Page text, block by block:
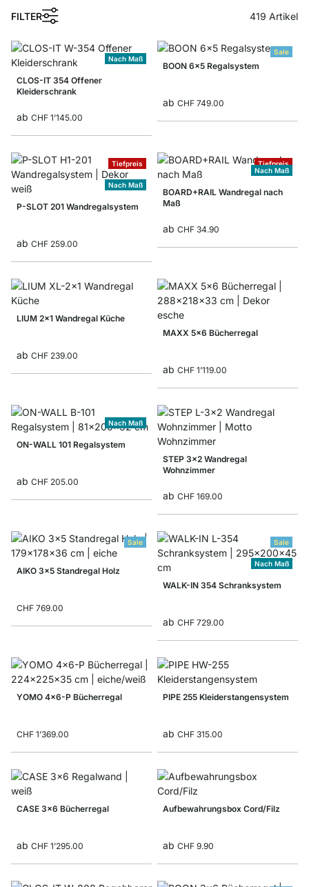
FILTER 419 Artikel
Nach Maß
CLOS-IT 354 Offener
Kleiderschrank
ab CHF 1’145.00
Sale
BOON 6x5 Regalsystem
ab CHF 749.00
Tiefpreis
Nach Maß
P-SLOT 201 Wandregalsystem
ab CHF 259.00
Tiefpreis
Nach Maß
BOARD+RAIL Wandregal nach
Maß
ab CHF 34.90
LIUM 2x1 Wandregal Küche
ab CHF 239.00
MAXX 5x6 Bücherregal
ab CHF 1’119.00
Nach Maß
ON-WALL 101 Regalsystem
ab CHF 205.00
STEP 3x2 Wandregal
Wohnzimmer
ab CHF 169.00
Sale
AIKO 3x5 Standregal Holz
CHF 769.00
Sale
Nach Maß
WALK-IN 354 Schranksystem
ab CHF 729.00
YOMO 4x6-P Bücherregal
CHF 1’369.00
PIPE 255 Kleiderstangensystem
ab CHF 315.00
CASE 3x6 Bücherregal
ab CHF 1’295.00
Aufbewahrungsbox Cord/Filz
ab CHF 9.90